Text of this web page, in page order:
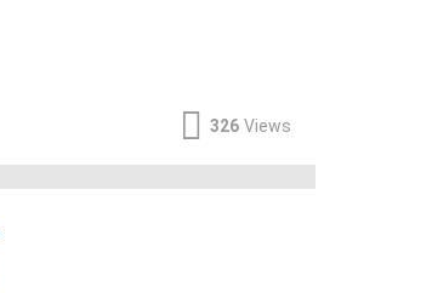
326 Views